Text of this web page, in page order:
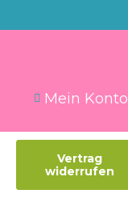
Mein Konto
Vertrag
widerrufen